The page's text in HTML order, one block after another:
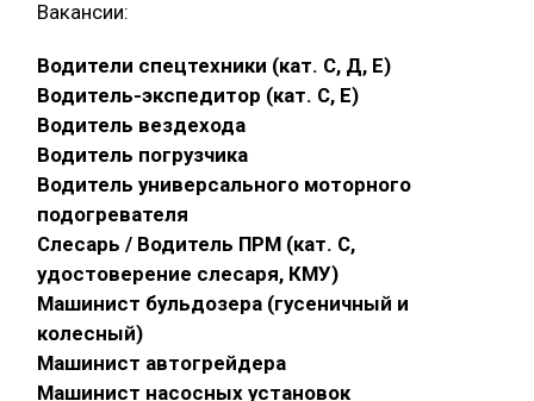
Вакансии:
Водители спецтехники (кат. С, Д, Е)
Водитель-экспедитор (кат. С, Е)
Водитель вездехода
Водитель погрузчика
Водитель универсального моторного
подогревателя
Слесарь / Водитель ПРМ (кат. С,
удостоверение слесаря, КМУ)
Машинист бульдозера (гусеничный и
колесный)
Машинист автогрейдера
Машинист насосных установок